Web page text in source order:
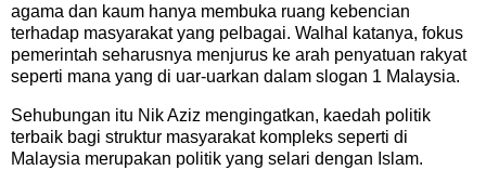
agama dan kaum hanya membuka ruang kebencian
terhadap masyarakat yang pelbagai. Walhal katanya, fokus
pemerintah seharusnya menjurus ke arah penyatuan rakyat
seperti mana yang di uar-uarkan dalam slogan 1 Malaysia.
Sehubungan itu Nik Aziz mengingatkan, kaedah politik
terbaik bagi struktur masyarakat kompleks seperti di
Malaysia merupakan politik yang selari dengan Islam.